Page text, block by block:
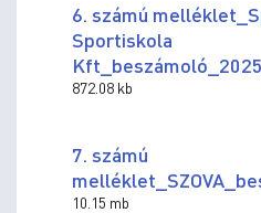
6. számú
Sportiskola
872.08 kb
7. számú
10.15 mb